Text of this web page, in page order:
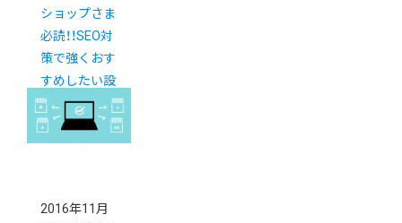
ショップさま
必読！！SEO対
策で強くおす
すめしたい設
定
2016年11月